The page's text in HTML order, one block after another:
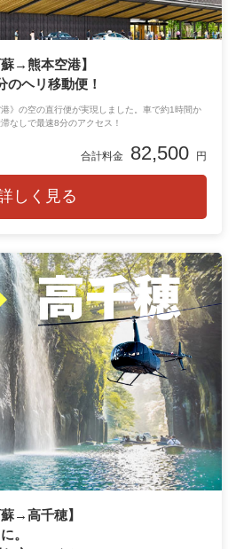
→熊本空港】
のヘリ移動便！
》の空の直行便が実現しました。車で約1時間か
なしで最速8分のアクセス！
合計料金 82,500 円
しく見る
→高千穂】
。